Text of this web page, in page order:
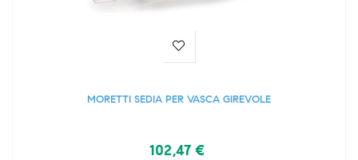
MORETTI SEDIA PER VASCA GIREVOLE
102,47 €